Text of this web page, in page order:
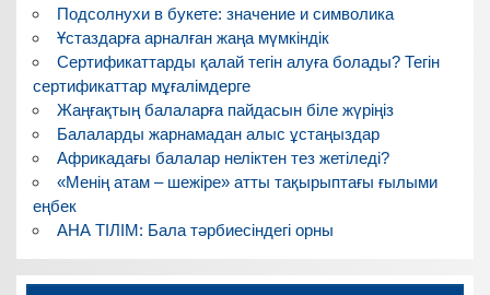
Подсолнухи в букете: значение и символика
Ұстаздарға арналған жаңа мүмкіндік
Сертификаттарды қалай тегін алуға болады? Тегін
сертификаттар мұғалімдерге
Жаңғақтың балаларға пайдасын біле жүріңіз
Балаларды жарнамадан алыс ұстаңыздар
Африкадағы балалар неліктен тез жетіледі?
«Менің атам – шежіре» атты тақырыптағы ғылыми
еңбек
АНА ТІЛІМ: Бала тәрбиесіндегі орны